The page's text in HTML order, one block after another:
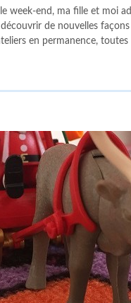
week-end, ma fille et moi
de nouvelles
en permanence, toutes